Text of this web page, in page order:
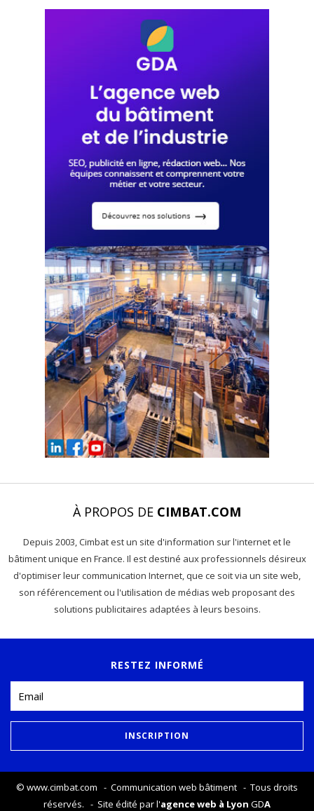
À PROPOS DE CIMBAT.COM
Depuis 2003, Cimbat est un site d'information sur l'internet et le
bâtiment unique en France. Il est destiné aux professionnels désireux
d'optimiser leur communication Internet, que ce soit via un site web,
son référencement ou l'utilisation de médias web proposant des
solutions publicitaires adaptées à leurs besoins.
RESTEZ INFORMÉ
© www.cimbat.com - Communication web bâtiment - Tous droits
réservés. - Site édité par l'agence web à Lyon GDA